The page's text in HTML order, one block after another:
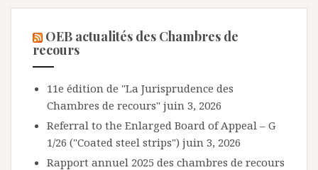
OEB actualités des Chambres de
recours
11e édition de "La Jurisprudence des
Chambres de recours" juin 3, 2026
Referral to the Enlarged Board of Appeal – G
1/26 ("Coated steel strips") juin 3, 2026
Rapport annuel 2025 des chambres de recours